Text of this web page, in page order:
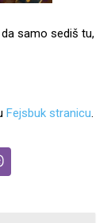
samo sediš tu,
Fejsbuk stranicu